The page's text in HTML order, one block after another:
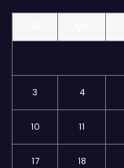
l
3 4
10 11
17 18